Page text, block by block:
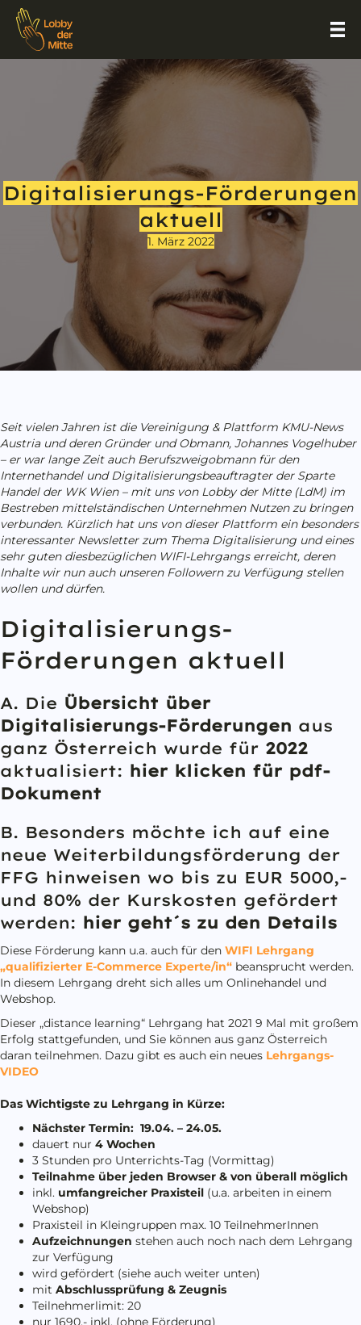
Digitalisierungs-Förderungen
aktuell
1. März 2022
Seit vielen Jahren ist die Vereinigung & Plattform KMU-News
Austria und deren Gründer und Obmann, Johannes Vogelhuber
– er war lange Zeit auch Berufszweigobmann für den
Internethandel und Digitalisierungsbeauftragter der Sparte
Handel der WK Wien – mit uns von Lobby der Mitte (LdM) im
Bestreben mittelständischen Unternehmen Nutzen zu bringen
verbunden. Kürzlich hat uns von dieser Plattform ein besonders
interessanter Newsletter zum Thema Digitalisierung und eines
sehr guten diesbezüglichen WIFI-Lehrgangs erreicht, deren
Inhalte wir nun auch unseren Followern zu Verfügung stellen
wollen und dürfen.
Digitalisierungs-
Förderungen aktuell
A. Die Übersicht über
Digitalisierungs-Förderungen aus
ganz Österreich wurde für 2022
aktualisiert: hier klicken für pdf-
Dokument
B. Besonders möchte ich auf eine
neue Weiterbildungsförderung der
FFG hinweisen wo bis zu EUR 5000,-
und 80% der Kurskosten gefördert
werden: hier geht´s zu den Details
Diese Förderung kann u.a. auch für den WIFI Lehrgang
„qualifizierter E-Commerce Experte/in“ beansprucht werden.
In diesem Lehrgang dreht sich alles um Onlinehandel und
Webshop.
Dieser „distance learning“ Lehrgang hat 2021 9 Mal mit großem
Erfolg stattgefunden, und Sie können aus ganz Österreich
daran teilnehmen. Dazu gibt es auch ein neues Lehrgangs-
VIDEO
Das Wichtigste zu Lehrgang in Kürze:
Nächster Termin: 19.04. – 24.05.
dauert nur 4 Wochen
3 Stunden pro Unterrichts-Tag (Vormittag)
Teilnahme über jeden Browser & von überall möglich
inkl. umfangreicher Praxisteil (u.a. arbeiten in einem
Webshop)
Praxisteil in Kleingruppen max. 10 TeilnehmerInnen
Aufzeichnungen stehen auch noch nach dem Lehrgang
zur Verfügung
wird gefördert (siehe auch weiter unten)
mit Abschlussprüfung & Zeugnis
Teilnehmerlimit: 20
nur 1690,- inkl. (ohne Förderung)